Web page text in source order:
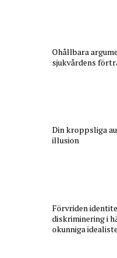
Ohållbara
sjukvårdens
Din kroppsliga
illusion
Förvriden
diskriminering i
okunniga